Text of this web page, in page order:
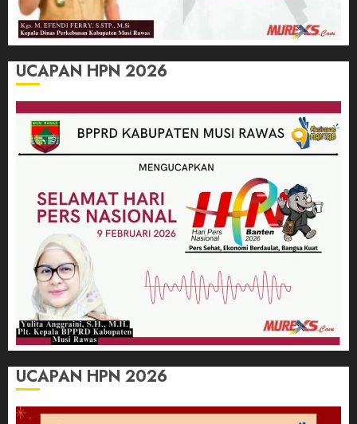
UCAPAN HPN 2026
UCAPAN HPN 2026